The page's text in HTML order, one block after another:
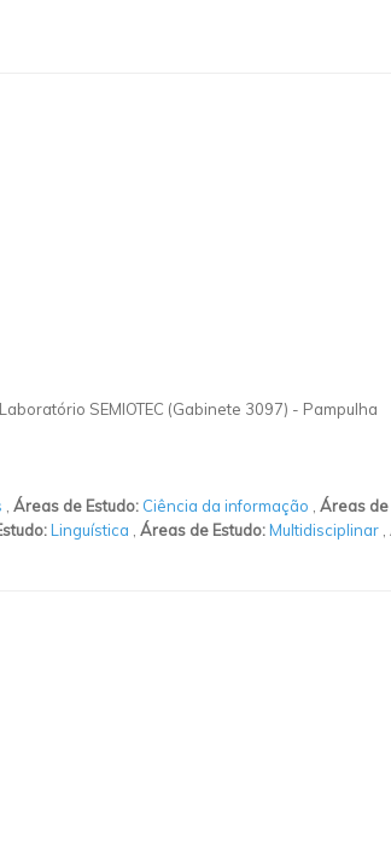
Laboratório SEMIOTEC (Gabinete 3097) - Pampulha
, Áreas de Estudo: Ciência da informação , Áreas de
Linguística , Áreas de Estudo:Multidisciplinar ,